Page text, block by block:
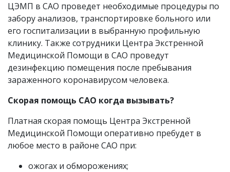
ЦЭМП в САО проведет необходимые процедуры по
забору анализов, транспортировке больного или
его госпитализации в выбранную профильную
клинику. Также сотрудники Центра Экстренной
Медицинской Помощи в САО проведут
дезинфекцию помещения после пребывания
зараженного коронавирусом человека.
Скорая помощь САО когда вызывать?
Платная скорая помощь Центра Экстренной
Медицинской Помощи оперативно пребудет в
любое место в районе САО при:
ожогах и обморожениях;